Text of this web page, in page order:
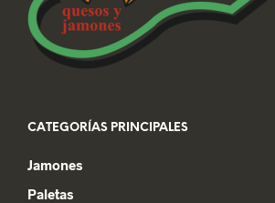
CATEGORÍAS PRINCIPALES
Jamones
Paletas